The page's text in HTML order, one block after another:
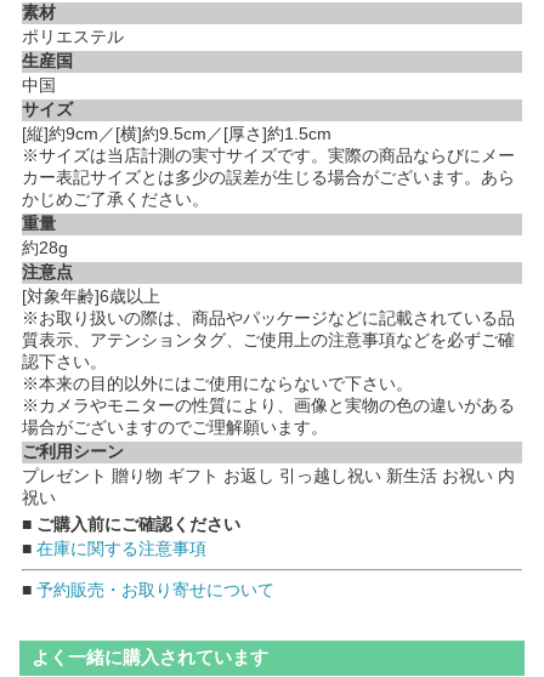
素材
ポリエステル
生産国
中国
サイズ
[縦]約9cm／[横]約9.5cm／[厚さ]約1.5cm
※サイズは当店計測の実寸サイズです。実際の商品ならびにメー
カー表記サイズとは多少の誤差が生じる場合がございます。あら
かじめご了承ください。
重量
約28g
注意点
[対象年齢]6歳以上
※お取り扱いの際は、商品やパッケージなどに記載されている品
質表示、アテンションタグ、ご使用上の注意事項などを必ずご確
認下さい。
※本来の目的以外にはご使用にならないで下さい。
※カメラやモニターの性質により、画像と実物の色の違いがある
場合がございますのでご理解願います。
ご利用シーン
プレゼント 贈り物 ギフト お返し 引っ越し祝い 新生活 お祝い 内
祝い
■ ご購入前にご確認ください
■ 在庫に関する注意事項
■ 予約販売・お取り寄せについて